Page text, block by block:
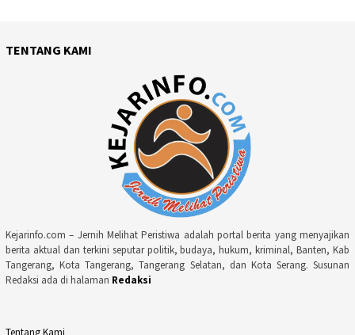
TENTANG KAMI
Kejarinfo.com – Jernih Melihat Peristiwa adalah portal berita yang menyajikan
berita aktual dan terkini seputar politik, budaya, hukum, kriminal, Banten, Kab
Tangerang, Kota Tangerang, Tangerang Selatan, dan Kota Serang. Susunan
Redaksi ada di halaman Redaksi
Tentang Kami